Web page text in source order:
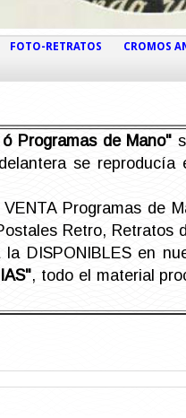
FOTO-RETRATOS CROMOS
Programas de Mano"
se
Programas de
Retro,
DISPONIBLES en
, todo el material